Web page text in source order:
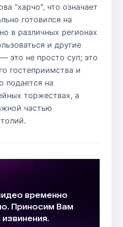
"харчо", что означает
готовился на
в различных регионах
и другие
это не просто суп; это
гостеприимства и
подается на
торжествах, а
частью